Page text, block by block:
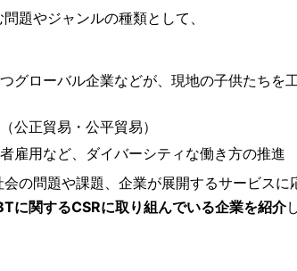
題やジャンルの種類として、
グローバル企業などが、現地の子供たちを
公正貿易・公平貿易）
雇用など、ダイバーシティな働き方の推進
の問題や課題、企業が展開するサービス
に関するCSRに取り組んでいる企業を紹介